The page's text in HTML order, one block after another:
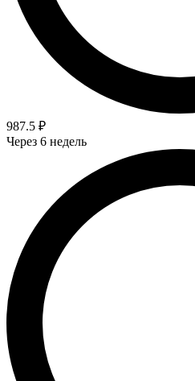
987.5 ₽
Через 6 недель